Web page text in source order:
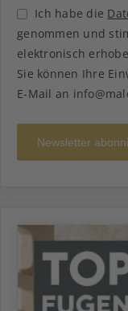
Ich habe die
genommen und
elektronisch
Sie können Ihre
E-Mail an